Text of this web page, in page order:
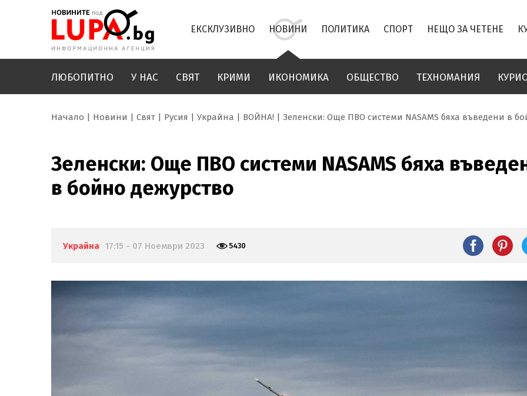
ЕКСКЛУЗИВНО НОВИНИ ПОЛИТИКА СПОРТ НЕЩО ЗА ЧЕТЕНЕ
ЛЮБОПИТНО У НАС СВЯТ КРИМИ ИКОНОМИКА ОБЩЕСТВО ТЕХНОМАНИЯ
Начало Новини Свят Русия Украйна ВОЙНА! Зеленски: Още ПВО системи NASAMS бяха въведени в
Зеленски: Още ПВО системи NASAMS бяха
в бойно дежурство
Украйна 17:15 - 07 Ноември 2023 5430